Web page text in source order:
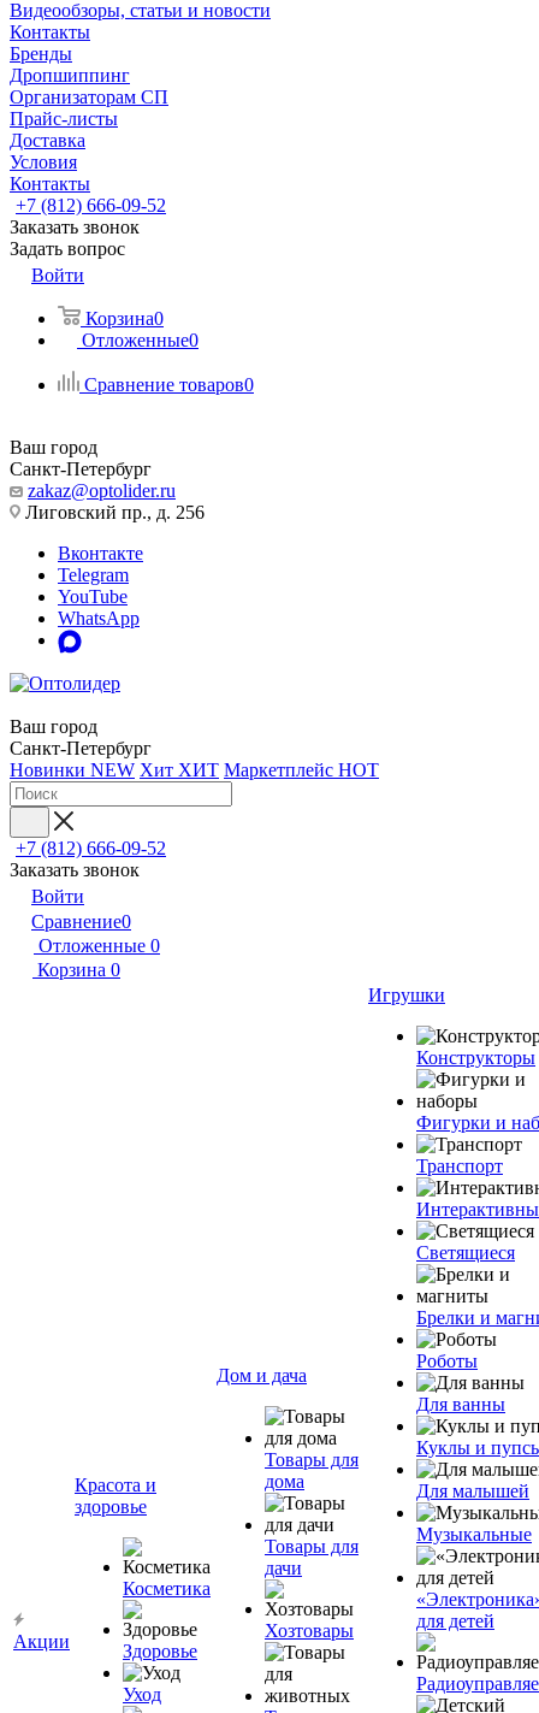
Видеообзоры, статьи и новости
Контакты
Бренды
Дропшиппинг
Организаторам СП
Прайс-листы
Доставка
Условия
Контакты
+7 (812) 666-09-52
Заказать звонок
Задать вопрос
Войти
Корзина0
Отложенные0
Сравнение товаров0
Ваш город
Санкт-Петербург
zakaz@optolider.ru
Лиговский пр., д. 256
Вконтакте
Telegram
YouTube
WhatsApp
Ваш город
Санкт-Петербург
Новинки NEW Хит ХИТ Маркетплейс HOT
+7 (812) 666-09-52
Заказать звонок
Войти
Сравнение0
Отложенные 0
Корзина 0
Акции
Красота и
здоровье
Косметика
Здоровье
Уход
Дом и дача
Товары для
дома
Товары для
дачи
Хозтовары
Игрушки
Конструкторы
Фигурки и
Транспорт
Светящиеся
Брелки и
Роботы
Для ванны
Куклы и
Для малышей
Музыкальные
для детей